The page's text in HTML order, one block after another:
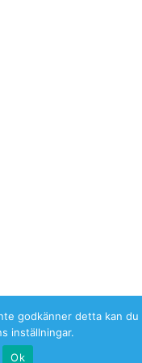
godkänner detta kan du
inställningar.
Ok